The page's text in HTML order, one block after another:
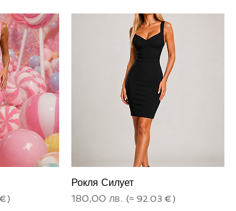
Рокля Силует
Цена
180,00 лв.